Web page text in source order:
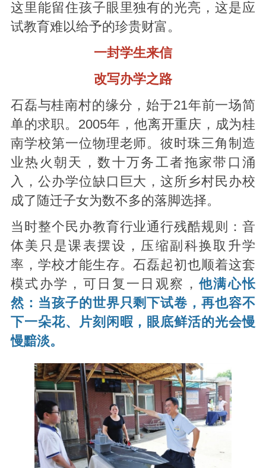
这里能留住孩子眼里独有的光亮，这是应
试教育难以给予的珍贵财富。
一封学生来信
改写办学之路
石磊与桂南村的缘分，始于21年前一场简
单的求职。2005年，他离开重庆，成为桂
南学校第一位物理老师。彼时珠三角制造
业热火朝天，数十万务工者拖家带口涌
入，公办学位缺口巨大，这所乡村民办校
成了随迁子女为数不多的落脚选择。
当时整个民办教育行业通行残酷规则：音
体美只是课表摆设，压缩副科换取升学
率，学校才能生存。石磊起初也顺着这套
模式办学，可日复一日观察， 他满心怅
然：当孩子的世界只剩下试卷，再也容不
下一朵花、片刻闲暇，眼底鲜活的光会慢
慢黯淡。